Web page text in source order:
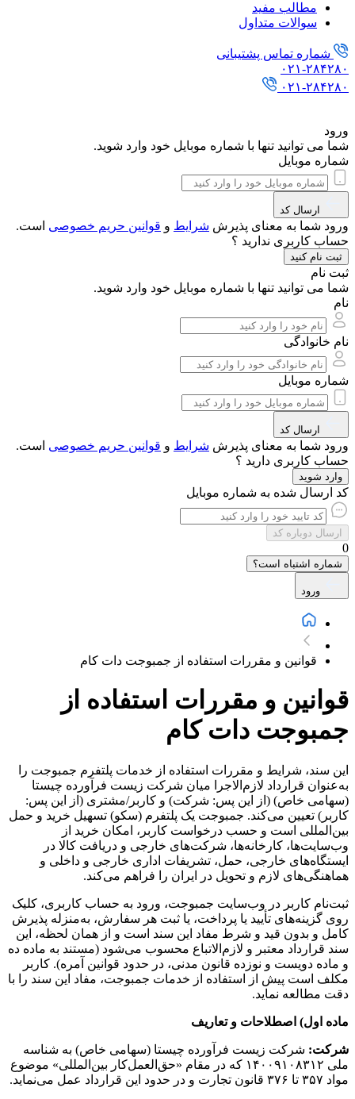
مطالب مفید
سوالات متداول
شماره تماس پشتیبانی
۰۲۱-۲۸۴۲۸۰
۰۲۱-۲۸۴۲۸۰
ورود
شما می توانید تنها با شماره موبایل خود وارد شوید.
شماره موبایل
ورود شما به معنای پذیرش شرایط و قوانین حریم‌ خصوصی است.
حساب کاربری ندارید ؟
ثبت نام کنید
ثبت نام
شما می توانید تنها با شماره موبایل خود وارد شوید.
نام
نام خانوادگی
شماره موبایل
ورود شما به معنای پذیرش شرایط و قوانین حریم‌ خصوصی است.
حساب کاربری دارید ؟
وارد شوید
کد ارسال شده به شماره موبایل
ارسال دوباره کد
0
شماره اشتباه است؟
قوانین و مقررات استفاده از جمبوجت دات کام
قوانین و مقررات استفاده از
جمبوجت دات کام
این سند، شرایط و مقررات استفاده از خدمات پلتفرم جمبوجت را
به‌عنوان قرارداد لازم‌الاجرا میان شرکت زیست فرآورده چیستا
(سهامی خاص) (از این پس: شرکت) و کاربر/مشتری (از این پس:
کاربر) تعیین می‌کند. جمبوجت یک پلتفرم (سکو) تسهیل خرید و حمل
بین‌المللی است و حسب درخواست کاربر، امکان خرید از
وب‌سایت‌ها، کارخانه‌ها، شرکت‌های خارجی و دریافت کالا در
ایستگاه‌های خارجی، حمل، تشریفات اداری خارجی و داخلی و
هماهنگی‌های لازم و تحویل در ایران را فراهم می‌کند.
ثبت‌نام کاربر در وب‌سایت جمبوجت، ورود به حساب کاربری، کلیک
روی گزینه‌های تأیید یا پرداخت، یا ثبت هر سفارش، به‌منزله پذیرش
کامل و بدون قید و شرط مفاد این سند است و از همان لحظه، این
سند قرارداد معتبر و لازم‌الاتباع محسوب می‌شود (مستند به ماده ده
و ماده دویست و نوزده قانون مدنی، در حدود قوانین آمره). کاربر
مکلف است پیش از استفاده از خدمات جمبوجت، مفاد این سند را با
دقت مطالعه نماید.
ماده اول) اصطلاحات و تعاریف
شرکت: شرکت زیست فرآورده چیستا (سهامی خاص) به شناسه
ملی ۱۴۰۰۹۱۰۸۳۱۲ که در مقام «حق‌العمل‌کار بین‌المللی» موضوع
مواد ۳۵۷ تا ۳۷۶ قانون تجارت و در حدود این قرارداد عمل می‌نماید.